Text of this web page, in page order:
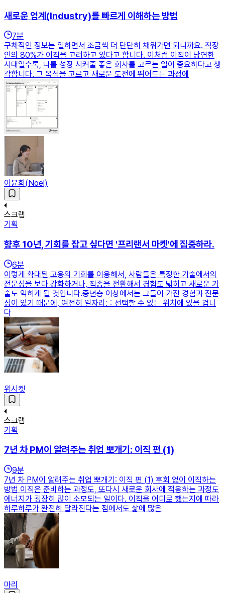
새로운 업계(Industry)를 빠르게 이해하는 방법
7분
구체적인 정보는 일하면서 조금씩 더 단단히 채워가면 되니까요. 직장
인의 80%가 이직을 고려하고 있다고 합니다. 이처럼 이직이 당연한
시대일수록, 나를 성장 시켜줄 좋은 회사를 고르는 일이 중요하다고 생
각합니다. 그 옥석을 고르고 새로운 도전에 뛰어드는 과정에
이윤희(Noel)
스크랩
기획
향후 10년, 기회를 잡고 싶다면 '프리랜서 마켓'에 집중하라.
6분
이렇게 확대된 고용의 기회를 이용해서, 사람들은 특정한 기술에서의
전문성을 보다 강화하거나, 직종을 전환해서 경험도 넓히고 새로운 기
술도 익히게 될 것입니다.중년층 이상에서는 그들이 가진 경험과 전문
성이 있기 때문에, 여전히 일자리를 선택할 수 있는 위치에 있을 겁니
다
위시켓
스크랩
기획
7년 차 PM이 알려주는 취업 뽀개기: 이직 편 (1)
9분
7년 차 PM이 알려주는 취업 뽀개기: 이직 편 (1) 후회 없이 이직하는
방법 이직은 준비하는 과정도, 또다시 새로운 회사에 적응하는 과정도
에너지가 굉장히 많이 소모되는 일이다. 이직을 어디로 했는지에 따라
하루하루가 완전히 달라진다는 점에서도 삶에 많은
마리